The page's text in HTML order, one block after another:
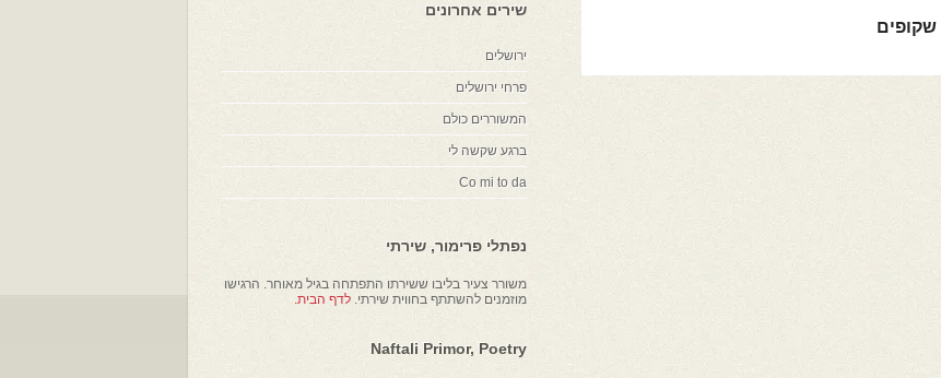
שקופים
שירים אחרונים
ירושלים
פרחי ירושלים
המשוררים כולם
ברגע שקשה לי
Co mi to da
נפתלי פרימור, שירתי
משורר צעיר בליבו ששירתו התפתחה בגיל מאוחר. הרגישו
מוזמנים להשתתף בחווית שירתי. לדף הבית.
Naftali Primor, Poetry